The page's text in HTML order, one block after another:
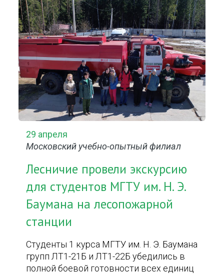
29 апреля
Московский учебно-опытный филиал
Лесничие провели экскурсию
для студентов МГТУ им. Н. Э.
Баумана на лесопожарной
станции
Студенты 1 курса МГТУ им. Н. Э. Баумана
групп ЛТ1-21Б и ЛТ1-22Б убедились в
полной боевой готовности всех единиц